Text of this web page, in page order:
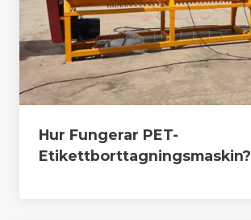
Hur Fungerar PET-
Etikettborttagningsmaskin?